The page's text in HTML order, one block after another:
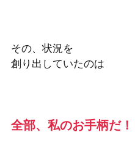
その、状況を
創り出していたのは
全部、私のお手柄だ！